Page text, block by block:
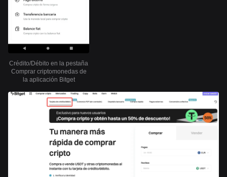
Crédito/Débito en la pestaña
Comprar criptomonedas de
la aplicación Bitget